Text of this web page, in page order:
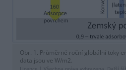
Obr. 1. Průměrné roční globální toky
data jsou ve W/m2.
Licence |
Všechna práva vyhrazena. Další